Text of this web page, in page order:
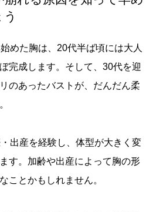
めた胸は、20代半ば頃には大人
完成します。そして、30代を迎
のあったバストが、だんだん柔
出産を経験し、体型が大きく変
す。加齢や出産によって胸の形
ことかもしれません。